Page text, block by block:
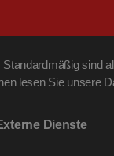
sind
lesen Sie unsere
Dienste